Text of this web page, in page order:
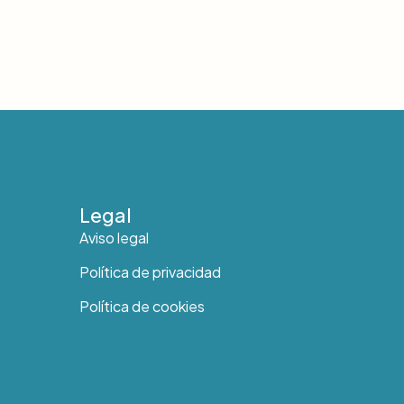
Legal
Aviso legal
Política de privacidad
Política de cookies